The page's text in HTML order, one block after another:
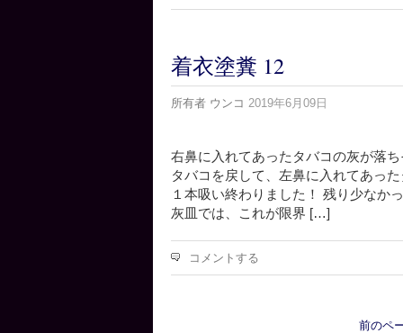
着衣塗糞 12
所有者 ウンコ 2019年6月09日
右鼻に入れてあったタバコの灰が落
タバコを戻して、左鼻に入れてあっ
１本吸い終わりました！ 残り少なか
灰皿では、これが限界 […]
コメントする
前のペ